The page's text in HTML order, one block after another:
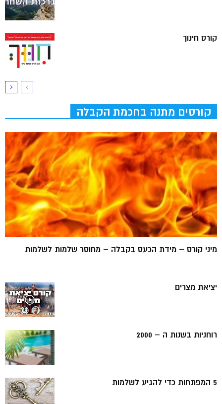
קורס חינוך
קורסים מתנה בחכמת הקבלה
מיני קורס – מידת הכעס בקבלה – מחוסר שלמות לשלמות
יציאת מצרים
רוחניות בשנות ה – 2000
5 המפתחות כדי להגיע לשלמות